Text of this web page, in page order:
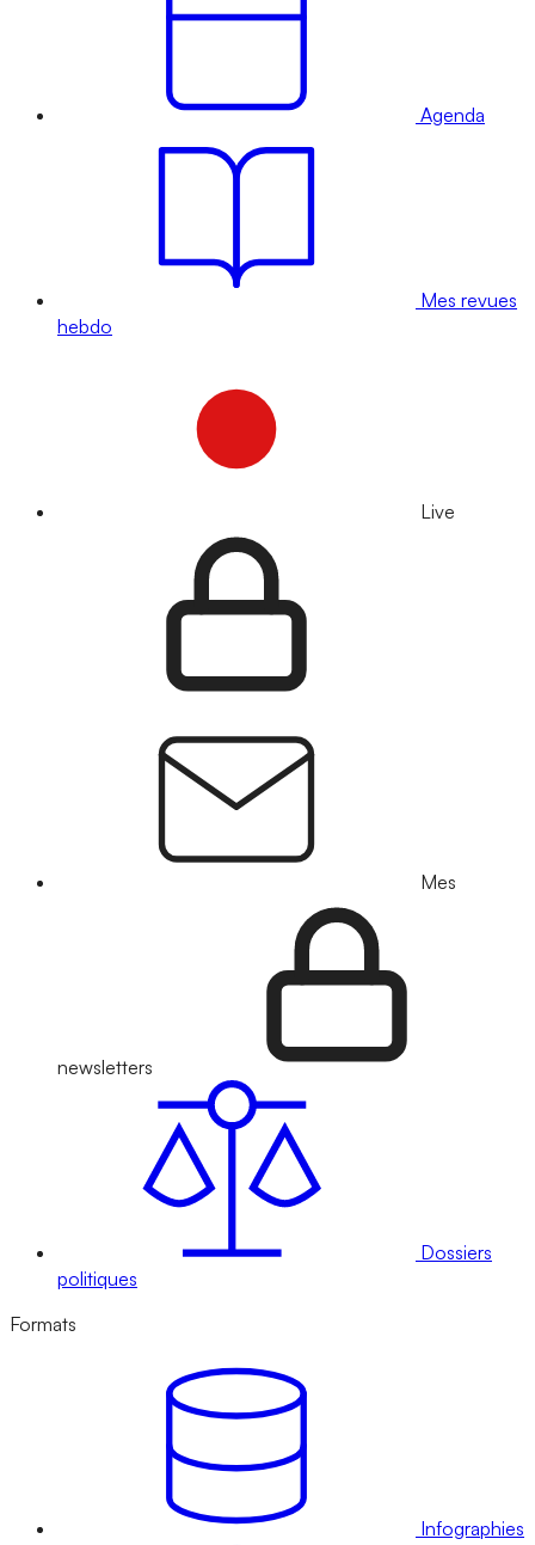
Agenda
Mes revues
hebdo
Live
Mes
newsletters
Dossiers
politiques
Formats
Infographies